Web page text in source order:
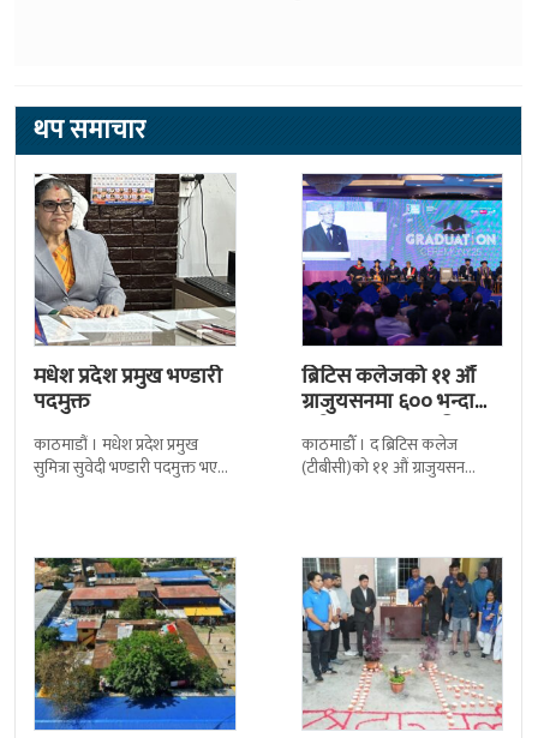
थप समाचार
मधेश प्रदेश प्रमुख भण्डारी
पदमुक्त
काठमाडौं । मधेश प्रदेश प्रमुख
सुमित्रा सुवेदी भण्डारी पदमुक्त भएकी
ब्रिटिस कलेजको ११ औँ
ग्राजुयसनमा ६०० भन्दा
बढी ग्राजुयट सम्मानित
काठमाडौँ । द ब्रिटिस कलेज
(टीबीसी)को ११ औं ग्राजुयसन